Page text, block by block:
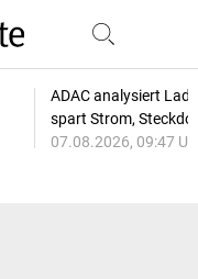
ADAC analysiert
spart Strom,
07.08.2026, 09:47